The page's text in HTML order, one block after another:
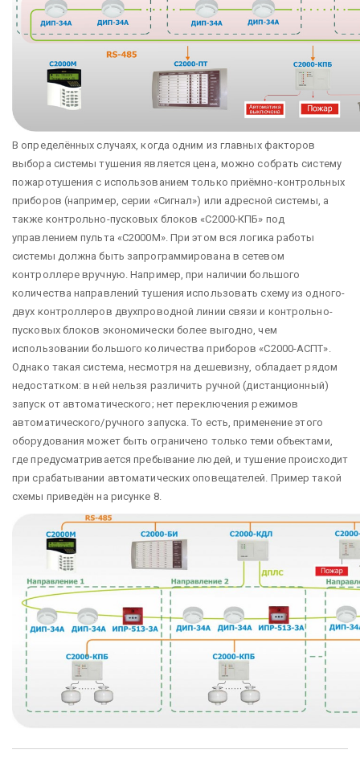
В определённых случаях, когда одним из главных факторов
выбора системы тушения является цена, можно собрать систему
пожаротушения с использованием только приёмно-контрольных
приборов (например, серии «Сигнал») или адресной системы, а
также контрольно-пусковых блоков «С2000-КПБ» под
управлением пульта «С2000М». При этом вся логика работы
системы должна быть запрограммирована в сетевом
контроллере вручную. Например, при наличии большого
количества направлений тушения использовать схему из одного-
двух контроллеров двухпроводной линии связи и контрольно-
пусковых блоков экономически более выгодно, чем
использовании большого количества приборов «С2000-АСПТ».
Однако такая система, несмотря на дешевизну, обладает рядом
недостатком: в ней нельзя различить ручной (дистанционный)
запуск от автоматического; нет переключения режимов
автоматического/ручного запуска. То есть, применение этого
оборудования может быть ограничено только теми объектами,
где предусматривается пребывание людей, и тушение происходит
при срабатывании автоматических оповещателей. Пример такой
схемы приведён на рисунке 8.